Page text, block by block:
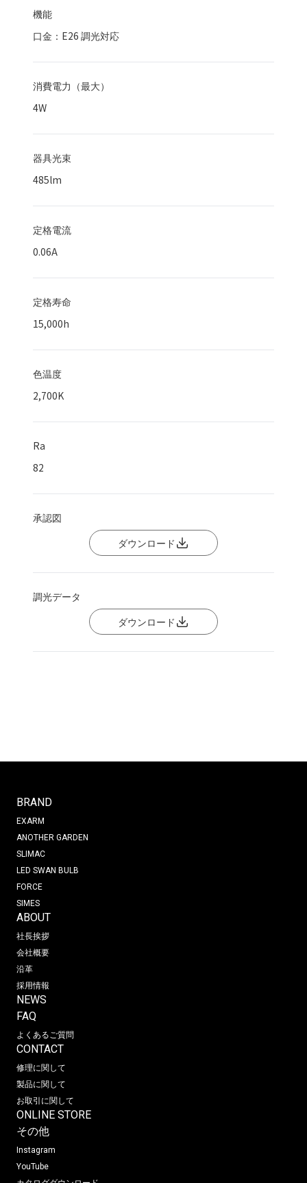
機能
口金：E26 調光対応
消費電力（最大）
4W
器具光束
485lm
定格電流
0.06A
定格寿命
15,000h
色温度
2,700K
Ra
82
承認図
ダウンロード
調光データ
ダウンロード
BRAND
EXARM
ANOTHER GARDEN
SLIMAC
LED SWAN BULB
FORCE
SIMES
ABOUT
社長挨拶
会社概要
沿革
採用情報
NEWS
FAQ
よくあるご質問
CONTACT
修理に関して
製品に関して
お取引に関して
ONLINE STORE
その他
Instagram
YouTube